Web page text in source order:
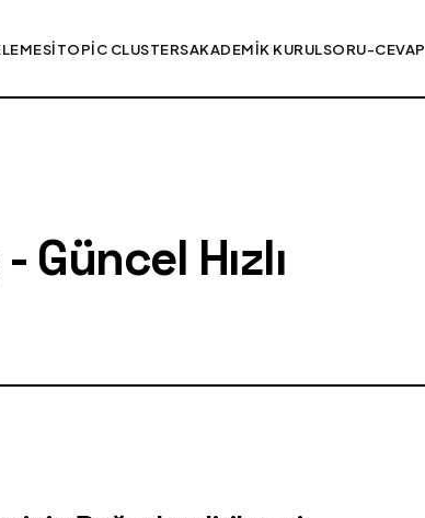
TOPIC CLUSTERSAKADEMIK KURULSORU-CEVAP
Hızlı